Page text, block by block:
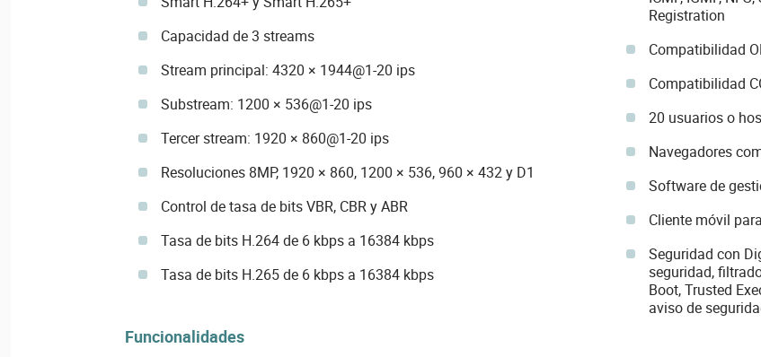
Capacidad de 3 streams
Stream principal: 4320 × 1944@1-20 ips
Substream: 1200 × 536@1-20 ips
Tercer stream: 1920 × 860@1-20 ips
Resoluciones 8MP, 1920 × 860, 1200 × 536, 960 × 432 y D1
Control de tasa de bits VBR, CBR y ABR
Tasa de bits H.264 de 6 kbps a 16384 kbps
Tasa de bits H.265 de 6 kbps a 16384 kbps
Funcionalidades
Registration
Compatibilidad
Compatibilidad
20 usuarios o
Navegadores
Software de
Cliente móvil
Seguridad con
seguridad,
Boot, Trusted
aviso de